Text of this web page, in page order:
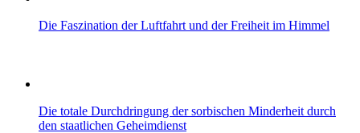
Die Faszination der Luftfahrt und der Freiheit im Himmel
Die totale Durchdringung der sorbischen Minderheit durch
den staatlichen Geheimdienst